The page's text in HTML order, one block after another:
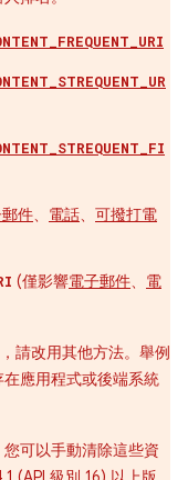
件、 電話、 可撥打電
(僅影響電子郵件、 電
請改用其他方法。舉例
在應用程式或後端系統
可以手動清除這些資